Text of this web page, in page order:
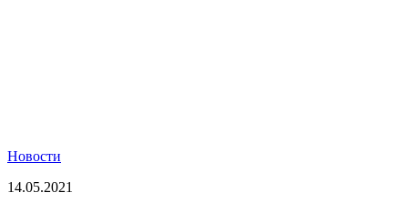
Новости
14.05.2021